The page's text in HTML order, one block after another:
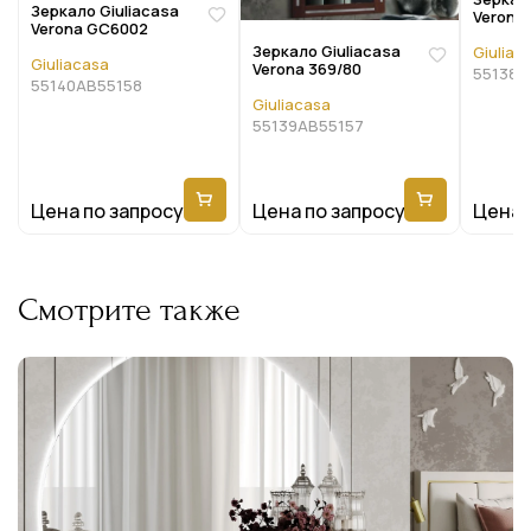
Зеркало Giuliacasa
Verona GC6002
Giuliacasa
55140AB55158
Цена по запросу
Зеркало Giuliacasa
Verona 369/80
Giuliacasa
55139AB55157
Цена по запросу
Verona
Цена
Смотрите также